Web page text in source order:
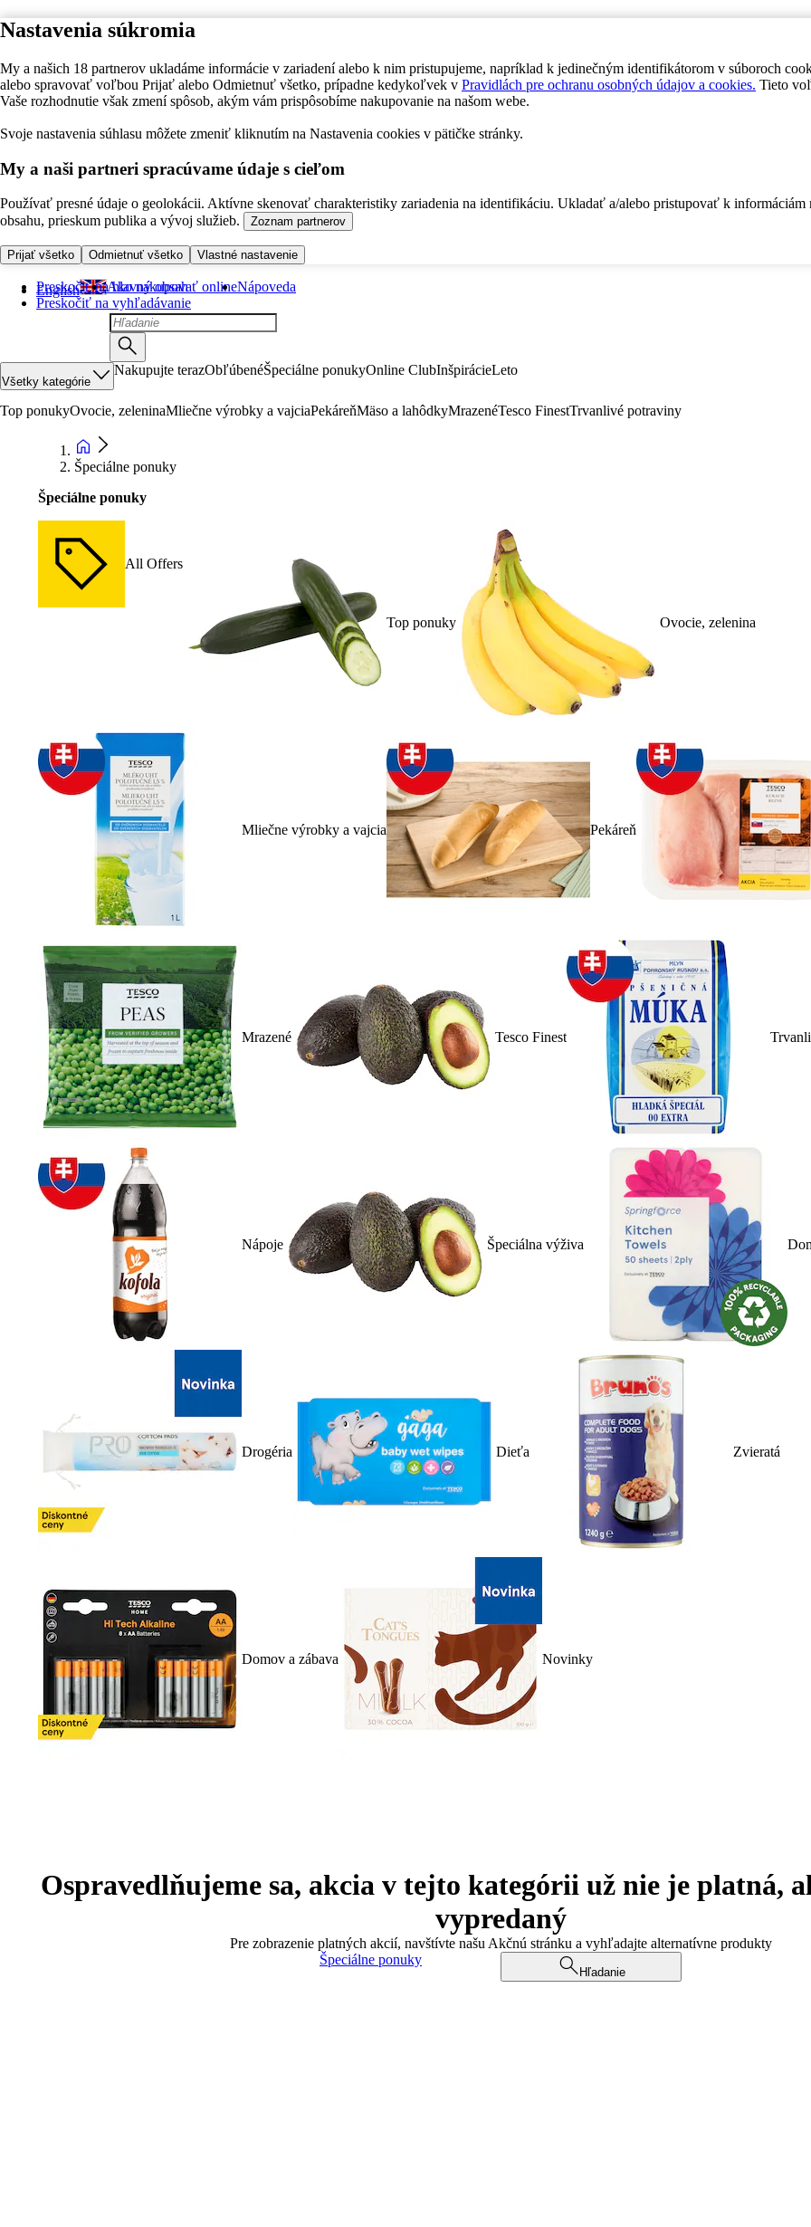
Nastavenia súkromia
My a našich 18 partnerov ukladáme informácie v zariadení alebo k nim pristupujeme, napríklad k jedinečným identifikátorom v súboroch
alebo spravovať voľbou Prijať alebo Odmietnuť všetko, prípadne kedykoľvek v Pravidlách pre ochranu osobných údajov a cookies. Tieto
Vaše rozhodnutie však zmení spôsob, akým vám prispôsobíme nakupovanie na našom webe.
Svoje nastavenia súhlasu môžete zmeniť kliknutím na Nastavenia cookies v pätičke stránky.
My a naši partneri spracúvame údaje s cieľom
Používať presné údaje o geolokácii. Aktívne skenovať charakteristiky zariadenia na identifikáciu. Ukladať a/alebo pristupovať k informáciám
obsahu, prieskum publika a vývoj služieb.
Zoznam partnerov
Prijať všetko Odmietnuť všetko Vlastné nastavenie
Preskočiť na hlavný obsah
Preskočiť na vyhľadávanie
English Ako nakupovať onlineNápoveda
Všetky kategórie
Nakupujte terazObľúbenéŠpeciálne ponukyOnline ClubInšpirácieLeto
Top ponukyOvocie, zeleninaMliečne výrobky a vajciaPekáreňMäso a lahôdkyMrazenéTesco FinestTrvanlivé potraviny
Špeciálne ponuky
Špeciálne ponuky
All Offers
Top ponuky Ovocie, zelenina
Mliečne výrobky a vajcia Pekáreň
Mrazené Tesco Finest
Nápoje Špeciálna výživa
Drogéria Dieťa Zvieratá
Domov a zábava Novinky
Ospravedlňujeme sa, akcia v tejto kategórii už nie je platná,
vypredaný
Pre zobrazenie platných akcií, navštívte našu Akčnú stránku a vyhľadajte alternatívne produkty
Špeciálne ponuky
Hľadanie